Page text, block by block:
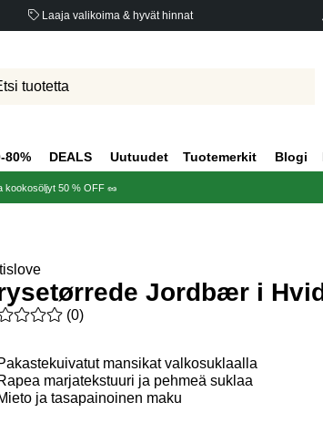
Laaja valikoima & hyvät hinnat
80% DEALS Uutuudet Tuotemerkit Blogi
kookosöljyt 50 % OFF 🥜
Jordbær i
0 / 5 Arvioiden määrä 0
(0)
mansikat valkosuklaalla
marjatekstuuri ja pehmeä suklaa
ja tasapainoinen maku